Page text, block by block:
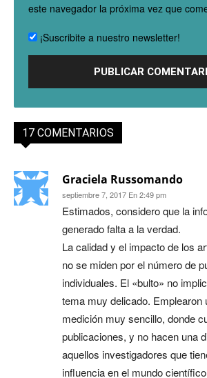
17 COMENTARIOS
Graciela Russomando
septiembre 7, 2017 En 2:49 pm
Estimados, considero que la
generado falta a la verdad.
La calidad y el impacto de los
no se miden por el número de
individuales. El «bulto» no
tema muy delicado. Emplearon
medición muy sencillo, donde
publicaciones, y no hacen una
aquellos investigadores que
influencia en el mundo
este navegador la próxima vez que
¡Suscribite a nuestro newsletter!